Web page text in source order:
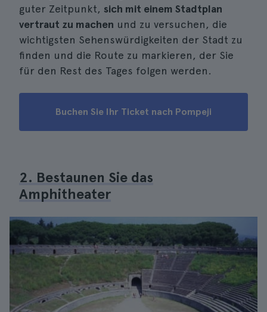
guter Zeitpunkt, sich mit einem Stadtplan
vertraut zu machen und zu versuchen, die
wichtigsten Sehenswürdigkeiten der Stadt zu
finden und die Route zu markieren, der Sie
für den Rest des Tages folgen werden.
Buchen Sie Ihr Ticket nach Pompeji
2. Bestaunen Sie das
Amphitheater